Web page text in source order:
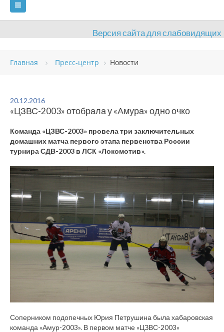
Версия сайта для слабовидящих
ГЛАВНАЯ
ВИДЫ СПОРТА
ОЦЕНКА КАЧЕСТВА ОБРАЗОВАНИЯ ВАКАНСИИ
Главная Пресс-центр Новости
20.12.2016
«ЦЗВС-2003» отобрала у «Амура» одно очко
Команда «ЦЗВС-2003» провела три заключительных
домашних матча первого этапа первенства России
турнира СДВ-2003 в ЛСК «Локомотив».
Соперником подопечных Юрия Петрушина была хабаровская
команда «Амур-2003». В первом матче «ЦЗВС-2003»